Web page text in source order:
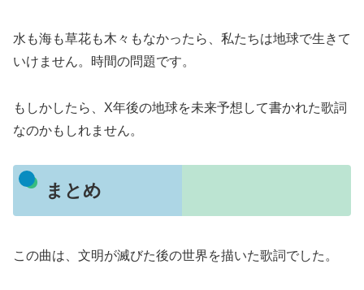
水も海も草花も木々もなかったら、私たちは地球で生きて
いけません。時間の問題です。
もしかしたら、X年後の地球を未来予想して書かれた歌詞
なのかもしれません。
まとめ
この曲は、文明が滅びた後の世界を描いた歌詞でした。